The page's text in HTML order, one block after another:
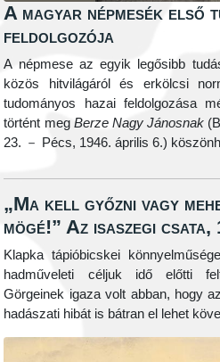
A magyar népmesék első
feldolgozója
A népmese az egyik legősibb
közös hitvilágáról és erkölcsi
tudományos hazai feldolgozása
történt meg Berze Nagy Jánosnak
23. － Pécs, 1946. április 6.)
„Ma kell győzni vagy
mögé!” Az isaszegi
Klapka tápióbicskei
hadműveleti céljuk idő előtti
Görgeinek igaza volt abban, hogy
hadászati hibát is bátran el lehet